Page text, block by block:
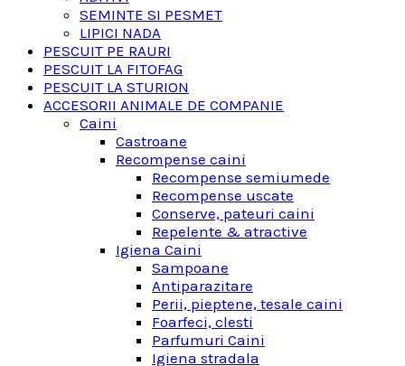
SEMINTE SI PESMET
LIPICI NADA
PESCUIT PE RAURI
PESCUIT LA FITOFAG
PESCUIT LA STURION
ACCESORII ANIMALE DE COMPANIE
Caini
Castroane
Recompense caini
Recompense semiumede
Recompense uscate
Conserve, pateuri caini
Repelente & atractive
Igiena Caini
Sampoane
Antiparazitare
Perii, pieptene, tesale caini
Foarfeci, clesti
Parfumuri Caini
Igiena stradala